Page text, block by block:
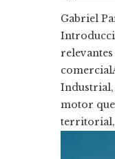
Gabriel
Industrial,
motor
territorial,